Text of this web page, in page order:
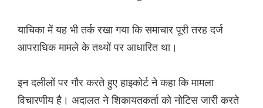
याचिका में यह भी तर्क रखा गया कि समाचार पूरी तरह दर्ज
आपराधिक मामले के तथ्यों पर आधारित था।
इन दलीलों पर गौर करते हुए हाइकोर्ट ने कहा कि मामला
विचारणीय है। अदालत ने शिकायतकर्ता को नोटिस जारी करते